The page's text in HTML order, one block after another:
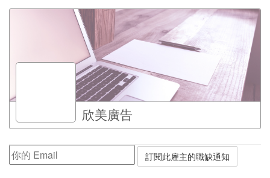
欣美廣告